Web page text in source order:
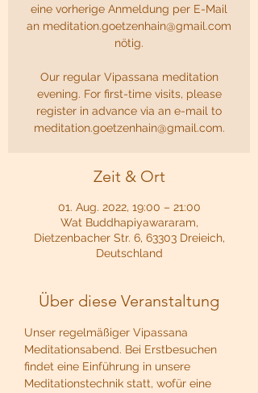
eine vorherige Anmeldung per E-Mail
an meditation.goetzenhain@gmail.com
nötig.
Our regular Vipassana meditation
evening. For first-time visits, please
register in advance via an e-mail to
meditation.goetzenhain@gmail.com.
Zeit & Ort
01. Aug. 2022, 19:00 – 21:00
Wat Buddhapiyawararam,
Dietzenbacher Str. 6, 63303 Dreieich,
Deutschland
Über diese Veranstaltung
Unser regelmäßiger Vipassana
Meditationsabend. Bei Erstbesuchen
findet eine Einführung in unsere
Meditationstechnik statt, wofür eine